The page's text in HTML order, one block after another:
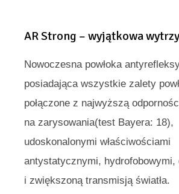
AR Strong – wyjątkowa
Nowoczesna powłoka
posiadająca wszystkie zalety
połączone z najwyższą
na zarysowania(test Bayera: 18),
udoskonalonymi właściwościami
antystatycznymi, hydrofobowymi,
i zwiększoną transmisją światła.